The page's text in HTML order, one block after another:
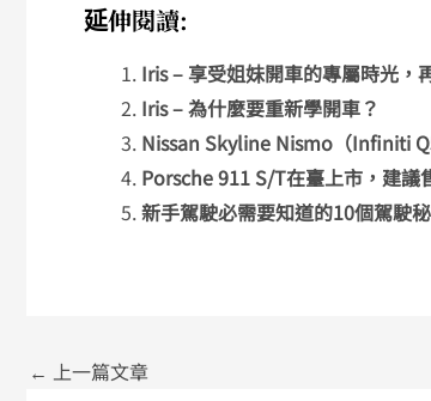
延伸閱讀:
Iris – 享受姐妹開車的專屬時光，
Iris – 為什麼要重新學開車？
Nissan Skyline Nismo（Infiniti
Porsche 911 S/T在臺上市，建議
新手駕駛必需要知道的10個駕駛
← 上一篇文章